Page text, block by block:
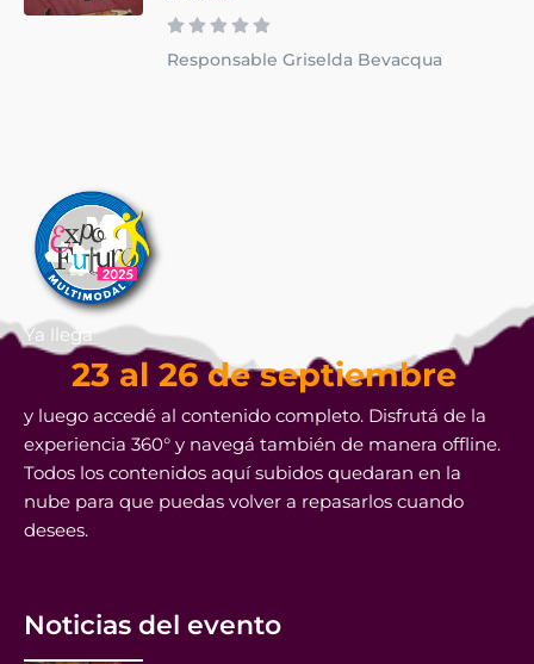
Responsable Griselda Bevacqua
Ya llega
23 al 26 de septiembre
y luego accedé al contenido completo. Disfrutá de la
experiencia 360° y navegá también de manera offline.
Todos los contenidos aquí subidos quedaran en la
nube para que puedas volver a repasarlos cuando
desees.
Noticias del evento